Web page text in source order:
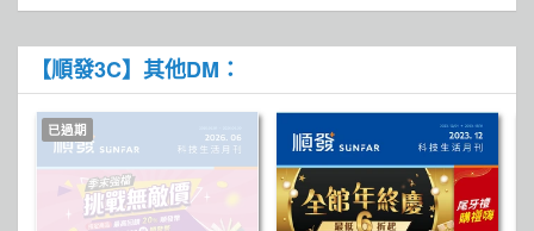
【順發3C】其他DM：
已過期